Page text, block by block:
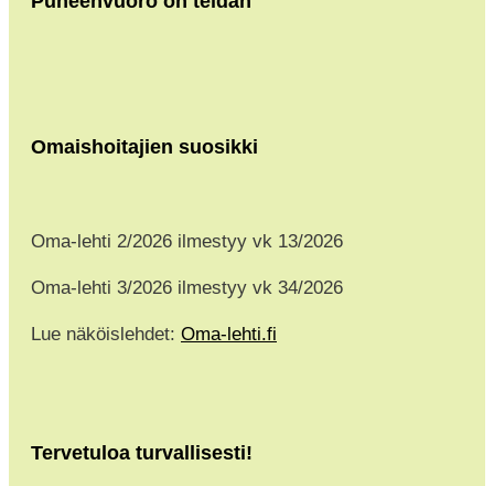
Omaishoitajien suosikki
Oma-lehti 2/2026 ilmestyy vk 13/2026
Oma-lehti 3/2026 ilmestyy vk 34/2026
Lue näköislehdet: Oma-lehti.fi
Tervetuloa turvallisesti!